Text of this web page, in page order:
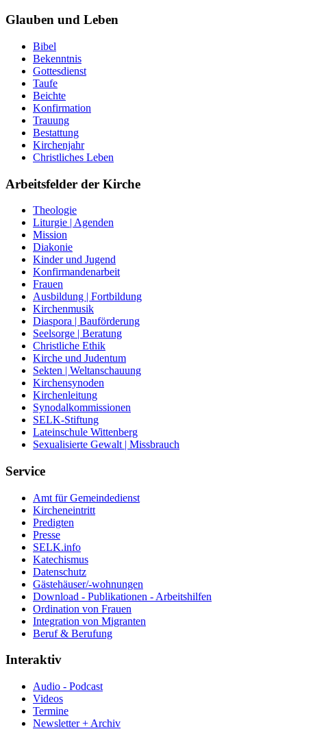
Glauben und Leben
Bibel
Bekenntnis
Gottesdienst
Taufe
Beichte
Konfirmation
Trauung
Bestattung
Kirchenjahr
Christliches Leben
Arbeitsfelder der Kirche
Theologie
Liturgie | Agenden
Mission
Diakonie
Kinder und Jugend
Konfirmandenarbeit
Frauen
Ausbildung | Fortbildung
Kirchenmusik
Diaspora | Bauförderung
Seelsorge | Beratung
Christliche Ethik
Kirche und Judentum
Sekten | Weltanschauung
Kirchensynoden
Kirchenleitung
Synodalkommissionen
SELK-Stiftung
Lateinschule Wittenberg
Sexualisierte Gewalt | Missbrauch
Service
Amt für Gemeindedienst
Kircheneintritt
Predigten
Presse
SELK.info
Katechismus
Datenschutz
Gästehäuser/-wohnungen
Download - Publikationen - Arbeitshilfen
Ordination von Frauen
Integration von Migranten
Beruf & Berufung
Interaktiv
Audio - Podcast
Videos
Termine
Newsletter + Archiv